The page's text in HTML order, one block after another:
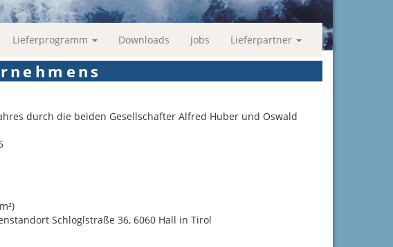
Lieferprogramm Downloads Jobs Lieferpartner
durch die beiden Gesellschafter Alfred Huber und Oswald
Schlöglstraße 36, 6060 Hall in Tirol